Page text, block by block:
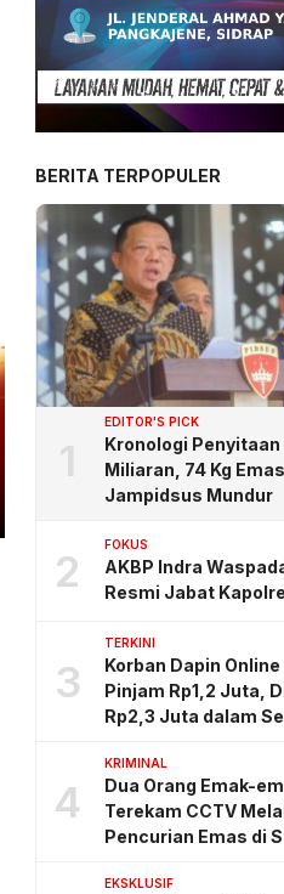
BERITA TERPOPULER
1
EDITOR'S PICK
Kronologi Penyitaan
Miliaran, 74 Kg
Jampidsus Mundur
2
FOKUS
AKBP Indra
Resmi Jabat
3
TERKINI
Korban Dapin
Pinjam Rp1,2 Juta,
Rp2,3 Juta dalam
4
KRIMINAL
Dua Orang Emak-
Terekam CCTV
Pencurian Emas di
EKSKLUSIF